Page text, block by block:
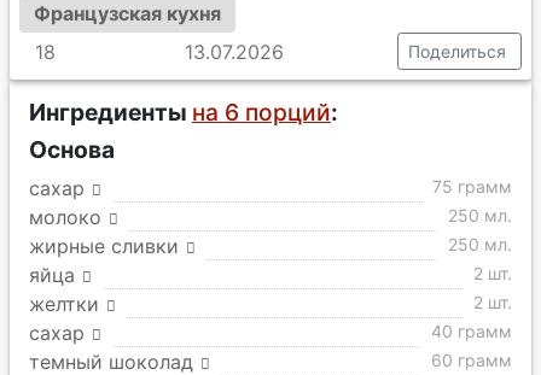
Французская кухня
18
13.07.2026 Поделиться
Ингредиенты на 6 порций:
Основа
сахар 75 грамм
молоко 250 мл.
жирные сливки 250 мл.
яйца 2 шт.
желтки 2 шт.
сахар 40 грамм
темный шоколад 60 грамм